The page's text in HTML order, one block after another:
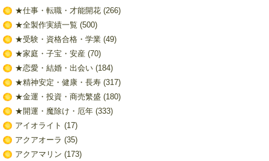
★仕事・転職・才能開花(266)
★全製作実績一覧 (500)
★受験・資格合格・学業(49)
★家庭・子宝・安産(70)
★恋愛・結婚・出会い(184)
★精神安定・健康・長寿(317)
★金運・投資・商売繁盛 (180)
★開運・魔除け・厄年(333)
アイオライト (17)
アクアオーラ (35)
アクアマリン (173)